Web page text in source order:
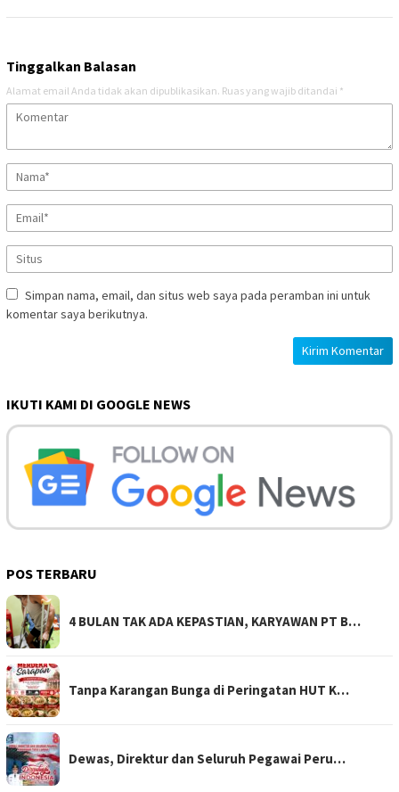
Tinggalkan Balasan
Alamat email Anda tidak akan dipublikasikan. Ruas yang wajib ditandai *
Simpan nama, email, dan situs web saya pada peramban ini untuk
komentar saya berikutnya.
IKUTI KAMI DI GOOGLE NEWS
POS TERBARU
4 BULAN TAK ADA KEPASTIAN, KARYAWAN PT B…
Tanpa Karangan Bunga di Peringatan HUT K…
Dewas, Direktur dan Seluruh Pegawai Peru…